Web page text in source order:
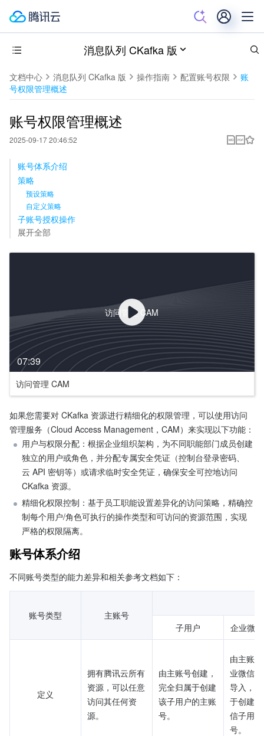
消息队列 CKafka 版
文档中心 消息队列 CKafka 版 操作指南 配置账号权限
账
号权限管理概述
账号权限管理概述
2025-09-17 20:46:52
账号体系介绍
策略
预设策略
自定义策略
子账号授权操作
展开全部
07:39
访问管理 CAM
访问管理 CAM
如果您需要对 CKafka 资源进行精细化的权限管理，可以使用访问
管理服务（Cloud Access Management，CAM）来实现以下功能：
用户与权限分配：根据企业组织架构，为不同职能部门成员创建
独立的用户或角色，并分配专属安全凭证（控制台登录密码、
云 API 密钥等）或请求临时安全凭证，确保安全可控地访问
CKafka 资源。
精细化权限控制：基于员工职能设置差异化的访问策略，精确控
制每个用户/角色可执行的操作类型和可访问的资源范围，实现
严格的权限隔离。
账号体系介绍
不同账号类型的能力差异和相关参考文档如下：
账号类型
主账号
子用户
企业微
定义
拥有腾讯云所有
资源，可以任意
访问其任何资
源。
由主账号创建，
完全归属于创建
该子用户的主账
号。
由主账
业微信
导入，
于创建
信子用
号。